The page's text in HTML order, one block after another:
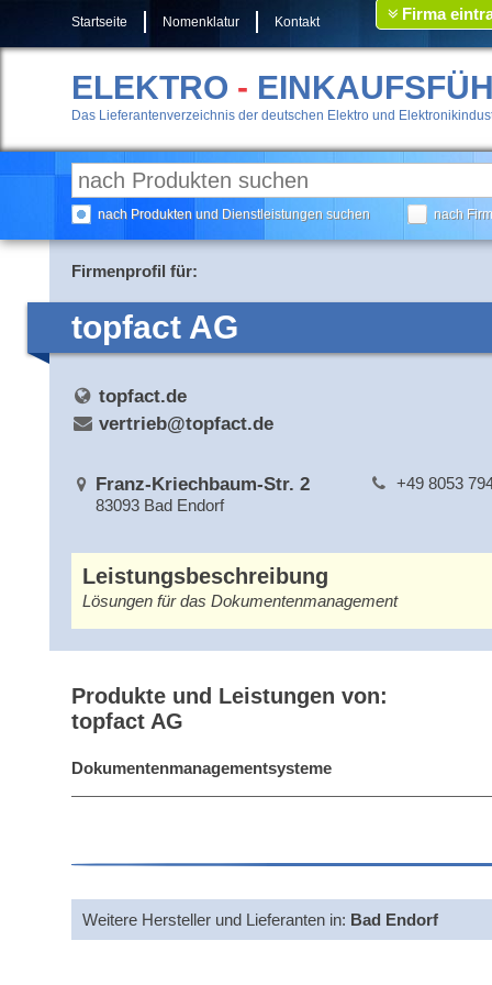
Startseite Nomenklatur Kontakt Firma
ELEKTRO -
Das Lieferantenverzeichnis der deutschen Elektro und
nach Produkten und Dienstleistungen suchen nach
Firmenprofil für:
topfact AG
topfact.de
vertrieb@topfact.de
Franz-Kriechbaum-Str. 2
83093 Bad Endorf
+49 8053
Leistungsbeschreibung
Lösungen für das Dokumentenmanagement
Produkte und Leistungen von:
topfact AG
Dokumentenmanagementsysteme
Weitere Hersteller und Lieferanten in: Bad Endorf